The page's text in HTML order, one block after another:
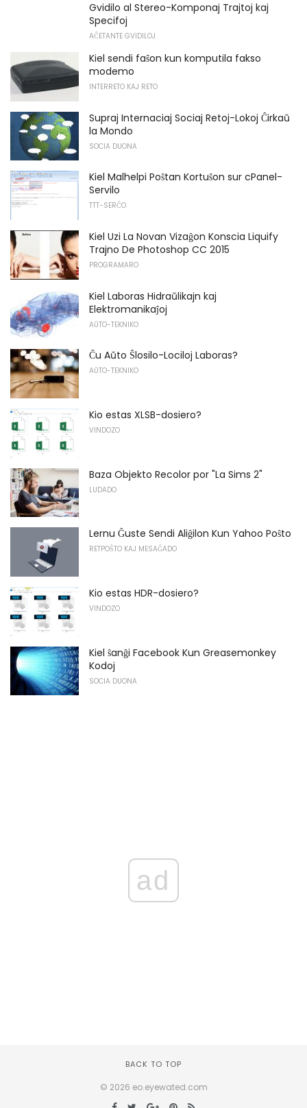
Gvidilo al Stereo-Komponaj Trajtoj kaj
Specifoj
AĈETANTE GVIDILOJ
Kiel sendi faŝon kun komputila fakso
modemo
INTERRETO KAJ RETO
Supraj Internaciaj Sociaj Retoj-Lokoj Ĉirkaŭ
la Mondo
SOCIA DUONA
Kiel Malhelpi Poŝtan Kortuŝon sur cPanel-
Servilo
TTT-SERĈO
Kiel Uzi La Novan Vizaĝon Konscia Liquify
Trajno De Photoshop CC 2015
PROGRAMARO
Kiel Laboras Hidraŭlikajn kaj
Elektromanikaĵoj
AŬTO-TEKNIKO
Ĉu Aŭto Ŝlosilo-Lociloj Laboras?
AŬTO-TEKNIKO
Kio estas XLSB-dosiero?
VINDOZO
Baza Objekto Recolor por "La Sims 2"
LUDADO
Lernu Ĝuste Sendi Aliĝilon Kun Yahoo Poŝto
RETPOŜTO KAJ MESAĜADO
Kio estas HDR-dosiero?
VINDOZO
Kiel ŝanĝi Facebook Kun Greasemonkey
Kodoj
SOCIA DUONA
ad
BACK TO TOP
© 2026 eo.eyewated.com